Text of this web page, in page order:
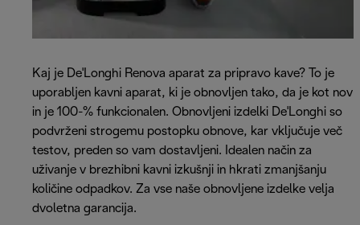
Kaj je De'Longhi Renova aparat za pripravo kave? To je
uporabljen kavni aparat, ki je obnovljen tako, da je kot nov
in je 100-% funkcionalen. Obnovljeni izdelki De'Longhi so
podvrženi strogemu postopku obnove, kar vključuje več
testov, preden so vam dostavljeni. Idealen način za
uživanje v brezhibni kavni izkušnji in hkrati zmanjšanju
količine odpadkov. Za vse naše obnovljene izdelke velja
dvoletna garancija.